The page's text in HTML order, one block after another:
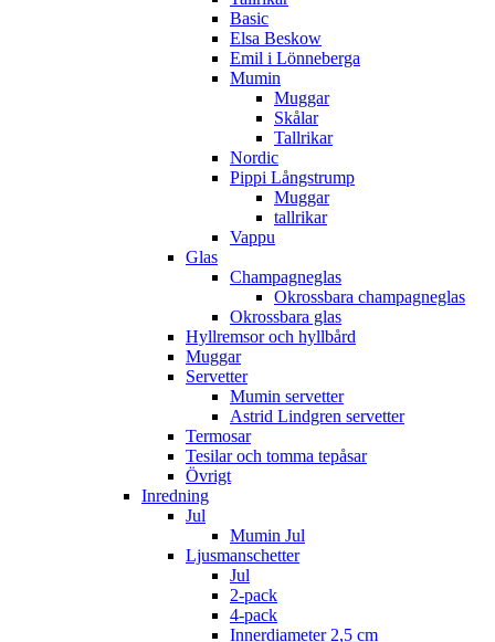
Basic
Elsa Beskow
Emil i Lönneberga
Mumin
Muggar
Skålar
Tallrikar
Nordic
Pippi Långstrump
Muggar
tallrikar
Vappu
Glas
Champagneglas
Okrossbara champagneglas
Okrossbara glas
Hyllremsor och hyllbård
Muggar
Servetter
Mumin servetter
Astrid Lindgren servetter
Termosar
Tesilar och tomma tepåsar
Övrigt
Inredning
Jul
Mumin Jul
Ljusmanschetter
Jul
2-pack
4-pack
Innerdiameter 2,5 cm